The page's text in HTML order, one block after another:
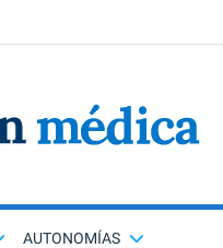
AUTONOMÍAS